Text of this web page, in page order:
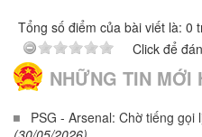
Tổng số điểm của bài viết là: 0
Click để
NHỮNG TIN MỚI
PSG - Arsenal: Chờ tiếng